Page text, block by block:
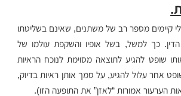
קיימים מספר רב של משתנים, שאינם בשליטתו
כך למשל, בשל אופיו והשקפת עולמו של
שופט להגיע לתוצאה מסוימת לנוכח הראיות
אחר עלול להגיע, על סמך אותן ראיות בדיוק,
הערעור אמורות “לאזן” את התופעה הזו).